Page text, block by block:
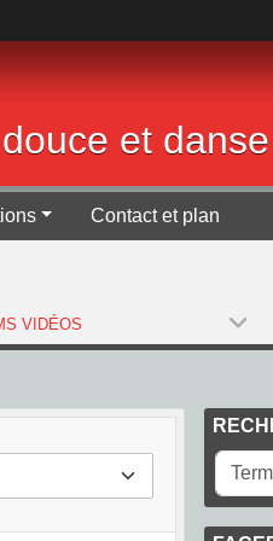
et danse
Contact et plan
VIDÉOS